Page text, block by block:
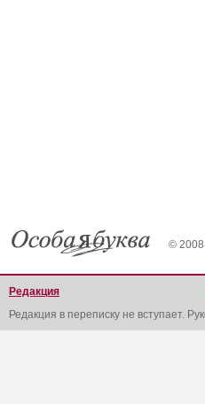
©
Редакция
Редакция в переписку не вступает.